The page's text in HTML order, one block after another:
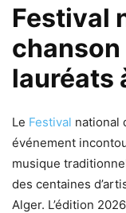
Festival
chanson
lauréats
Le Festival national
événement
musique
des centaines
Alger. L’édition